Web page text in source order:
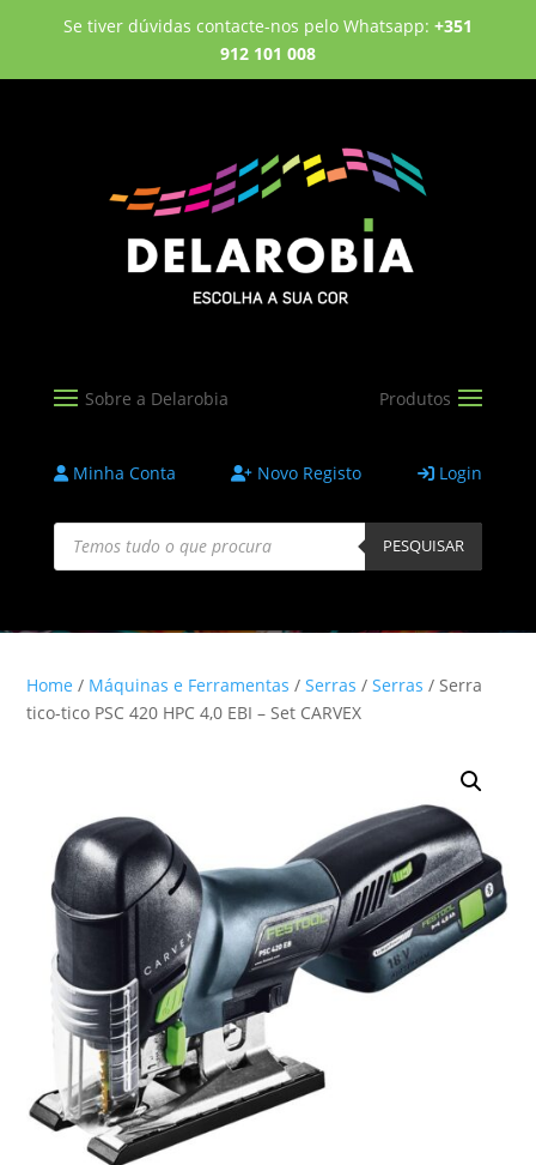
Se tiver dúvidas contacte-nos pelo Whatsapp: +351
912 101 008
Minha Conta Novo Registo Login
Products
search PESQUISAR
Home / Máquinas e Ferramentas /Serras /Serras / Serra
tico-tico PSC 420 HPC 4,0 EBI – Set CARVEX